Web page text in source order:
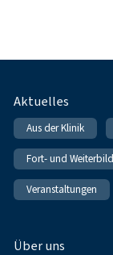
Fußnavigation
Aktuelles
Aus der Klinik
Fort- und
Veranstaltungen
Über uns